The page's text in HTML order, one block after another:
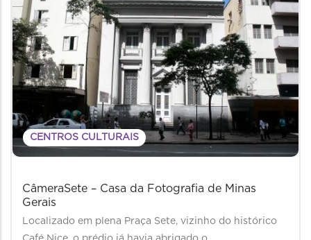
CENTROS CULTURAIS
CâmeraSete – Casa da Fotografia de Minas
Gerais
Localizado em plena Praça Sete, vizinho do histórico